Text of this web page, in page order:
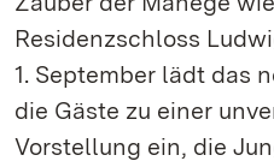
Residenzschloss
1. September lädt das
die Gäste zu einer
Vorstellung ein, die